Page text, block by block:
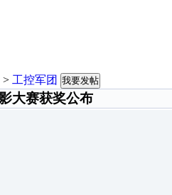
> 工控军团 我要发帖
大赛获奖公布